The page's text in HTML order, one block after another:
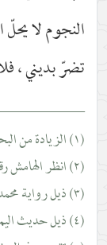
النجوم لا
تضرّ بديني ،
(١) الزيادة من البحار.
(٢) انظر الهامش رقم (٩) في الصفحة السابقة.
(٣) ذيل رواية محمد بن سالم ، المتقدمة آنفاً.
(٤) ذيل حديث اليماني ، المتقدم في الصفحة : ٢٢٢.